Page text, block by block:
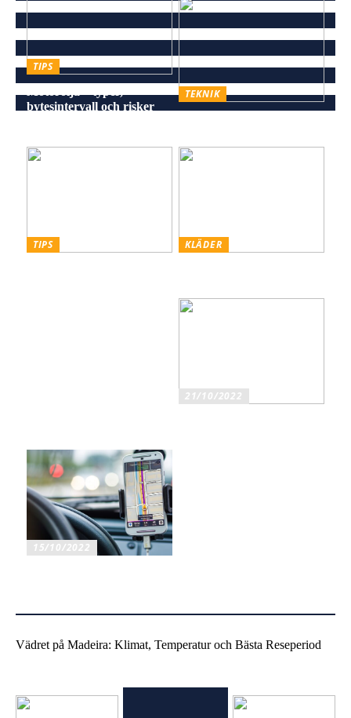
TIPS
bytesintervall och risker
TEKNIK
TIPS
KLÄDER
21/10/2022
15/10/2022
Vädret på Madeira: Klimat, Temperatur och Bästa Reseperiod